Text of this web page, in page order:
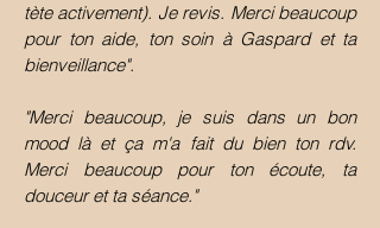
tète activement). Je revis. Merci beaucoup
pour ton aide, ton soin à Gaspard et ta
bienveillance".
"Merci beaucoup, je suis dans un bon
mood là et ça m'a fait du bien ton rdv.
Merci beaucoup pour ton écoute, ta
douceur et ta séance."